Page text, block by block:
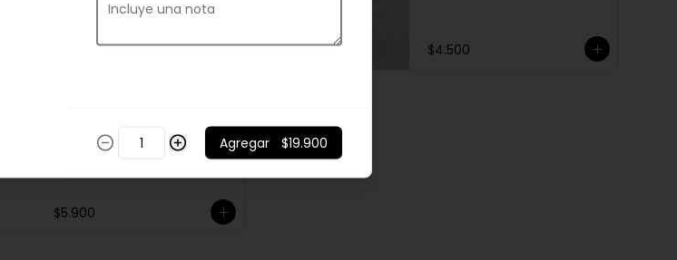
$21.900 $4.500
$5.900
Agregar $19.900